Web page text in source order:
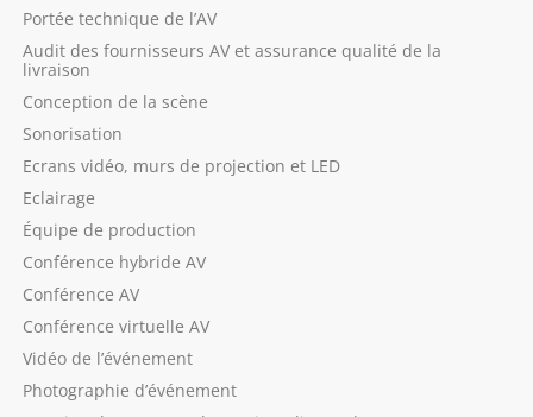
Portée technique de l’AV
Audit des fournisseurs AV et assurance qualité de la
livraison
Conception de la scène
Sonorisation
Ecrans vidéo, murs de projection et LED
Eclairage
Équipe de production
Conférence hybride AV
Conférence AV
Conférence virtuelle AV
Vidéo de l’événement
Photographie d’événement